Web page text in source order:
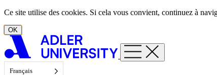
Aller au contenu
Ce site utilise des cookies. Si cela vous convient, continuez à
OK
Français